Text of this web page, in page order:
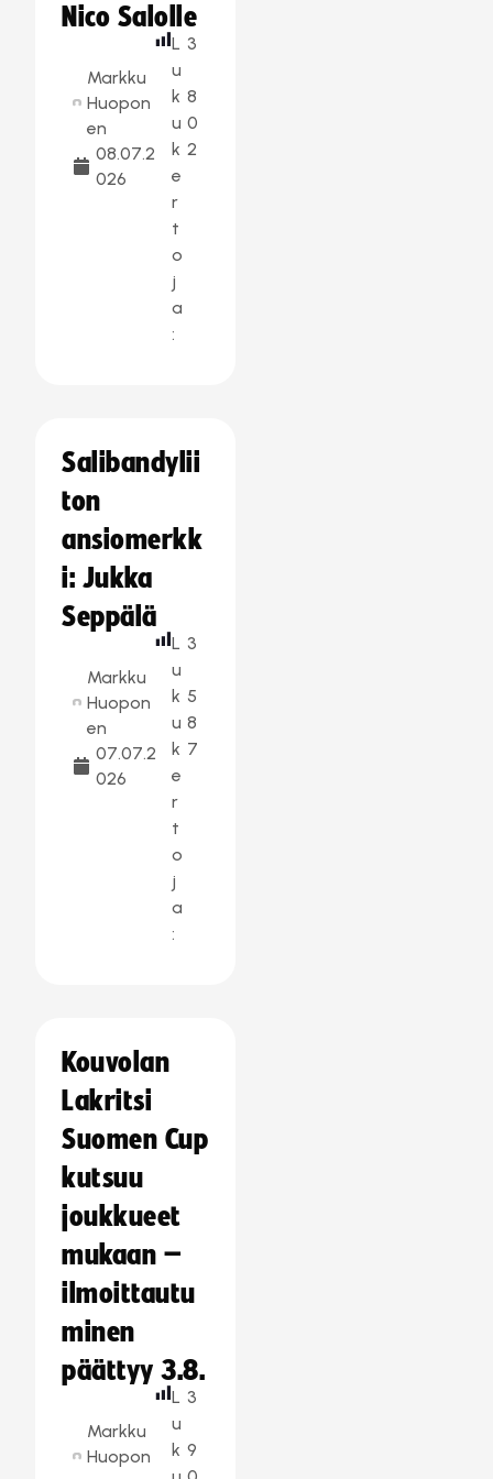
Nico Salolle
Markku
Huopon
en
08.07.2
026
L
u
k
u
k
e
r
t
o
j
a
:
3
8
0
2
Salibandylii
ton
ansiomerkk
i: Jukka
Seppälä
Markku
Huopon
en
07.07.2
026
L
u
k
u
k
e
r
t
o
j
a
:
3
5
8
7
Kouvolan
Lakritsi
Suomen Cup
kutsuu
joukkueet
mukaan –
ilmoittautu
minen
päättyy 3.8.
Markku
Huopon
L
u
k
3
9